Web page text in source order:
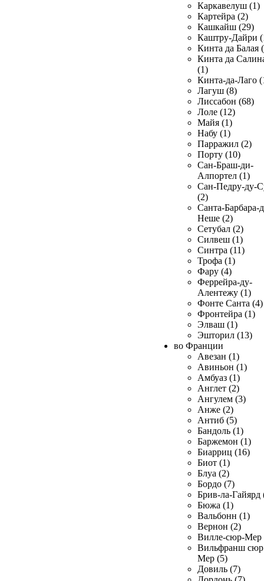
Каркавелуш (1)
Картейра (2)
Кашкайш (29)
Каштру-Дайри
Кинта да Балая
Кинта да
(1)
Кинта-да-Лаго
Лагуш (8)
Лиссабон (68)
Лоле (12)
Майя (1)
Набу (1)
Парражил (2)
Порту (10)
Сан-Браш-ди-
Алпортел (1)
Сан-Педру-ду-
(2)
Санта-Барбара-
Неше (2)
Сетубал (2)
Силвеш (1)
Синтра (11)
Трофа (1)
Фару (4)
Феррейра-ду-
Алентежу (1)
Фонте Санта (4)
Фронтейра (1)
Элваш (1)
Эшторил (13)
во Франции
Авезан (1)
Авиньон (1)
Амбуаз (1)
Англет (2)
Ангулем (3)
Анже (2)
Антиб (5)
Бандоль (1)
Баржемон (1)
Биарриц (16)
Биот (1)
Блуа (2)
Бордо (7)
Брив-ла-Гайярд
Бюжа (1)
Вальбонн (1)
Вернон (2)
Вилле-сюр-Мер
Вильфранш сюр
Мер (5)
Довиль (7)